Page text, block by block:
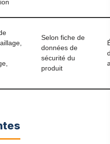
Selon fiche de
données de
sécurité du
produit